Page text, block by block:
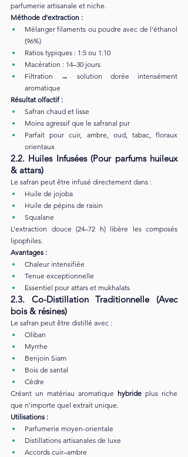
parfumerie artisanale et niche.
Méthode d’extraction :
Mélanger filaments ou poudre avec de l’éthanol
(96%)
Ratios typiques : 1:5 ou 1:10
Macération : 14–30 jours
Filtration → solution dorée intensément
aromatique
Résultat olfactif :
Safran chaud et lisse
Moins agressif que le safranal pur
Parfait pour cuir, ambre, oud, tabac, floraux
orientaux
2.2. Huiles Infusées (Pour parfums huileux
& attars)
Le safran peut être infusé directement dans :
Huile de jojoba
Huile de pépins de raisin
Squalane
L’extraction douce (24–72 h) libère les composés
lipophiles.
Avantages :
Chaleur intensifiée
Tenue exceptionnelle
Essentiel pour attars et mukhalats
2.3. Co-Distillation Traditionnelle (Avec
bois & résines)
Le safran peut être distillé avec :
Oliban
Myrrhe
Benjoin Siam
Bois de santal
Cèdre
Créant un matériau aromatique hybride plus riche
que n'importe quel extrait unique.
Utilisations :
Parfumerie moyen-orientale
Distillations artisanales de luxe
Accords cuir–ambre